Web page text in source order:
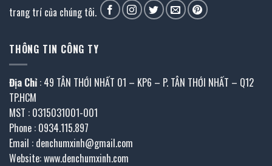
trang trí của chúng tôi.
THÔNG TIN CÔNG TY
Địa Chỉ : 49 TÂN THỚI NHẤT 01 – KP6 – P. TÂN THỚI NHẤT – Q12
TP.HCM
MST : 0315031001-001
Phone : 0934.115.897
Email : denchumxinh@gmail.com
Website: www.denchumxinh.com